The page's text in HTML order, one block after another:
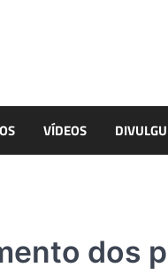
VÍDEOS
dos